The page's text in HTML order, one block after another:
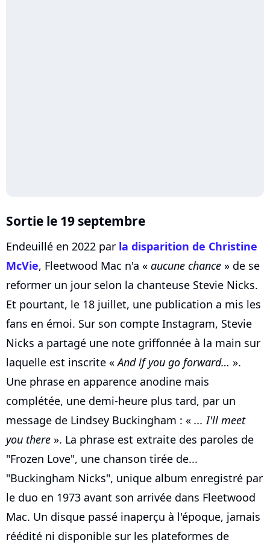
Sortie le 19 septembre
Endeuillé en 2022 par la disparition de Christine
McVie, Fleetwood Mac n'a « aucune chance » de se
reformer un jour selon la chanteuse Stevie Nicks.
Et pourtant, le 18 juillet, une publication a mis les
fans en émoi. Sur son compte Instagram, Stevie
Nicks a partagé une note griffonnée à la main sur
laquelle est inscrite «And if you go forward… ».
Une phrase en apparence anodine mais
complétée, une demi-heure plus tard, par un
message de Lindsey Buckingham : « ... I'll meet
you there ». La phrase est extraite des paroles de
"Frozen Love", une chanson tirée de...
"Buckingham Nicks", unique album enregistré par
le duo en 1973 avant son arrivée dans Fleetwood
Mac. Un disque passé inaperçu à l'époque, jamais
réédité ni disponible sur les plateformes de